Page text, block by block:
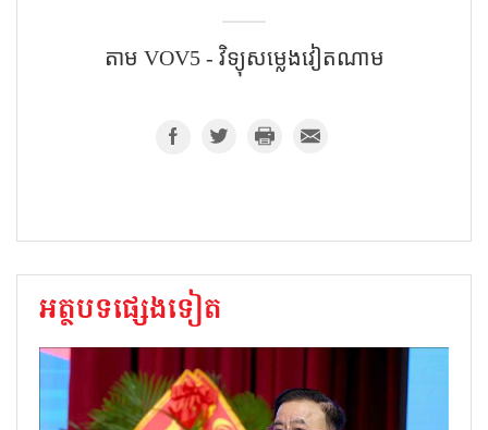
តាម​ VOV5 - វិទ្យុសម្លេងវៀតណាម
អត្ថបទផ្សេងទៀត